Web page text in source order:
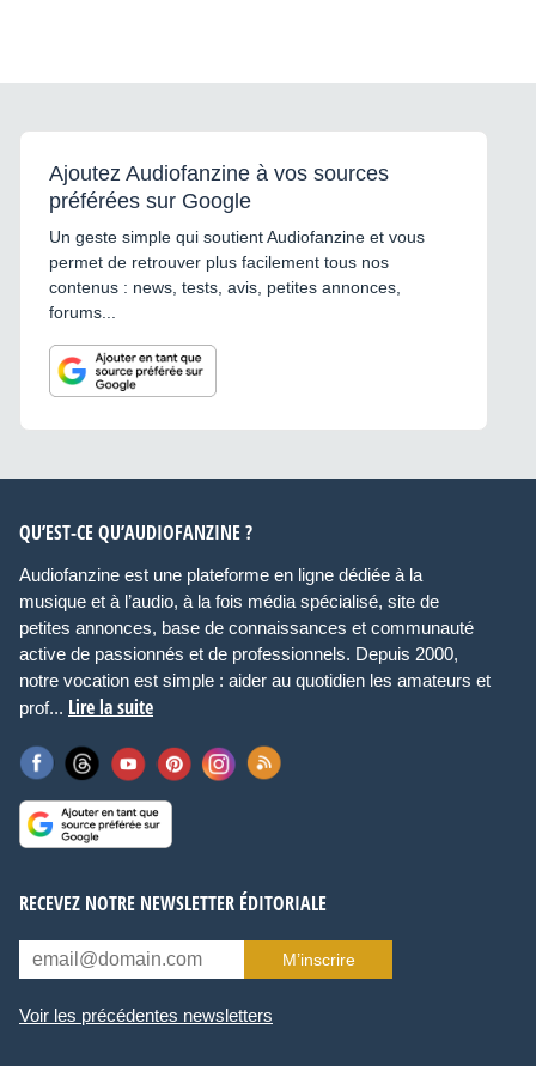
Ajoutez Audiofanzine à vos sources
préférées sur Google
Un geste simple qui soutient Audiofanzine et vous
permet de retrouver plus facilement tous nos
contenus : news, tests, avis, petites annonces,
forums...
QU’EST-CE QU’AUDIOFANZINE ?
Audiofanzine est une plateforme en ligne dédiée à la
musique et à l’audio, à la fois média spécialisé, site de
petites annonces, base de connaissances et communauté
active de passionnés et de professionnels. Depuis 2000,
notre vocation est simple : aider au quotidien les amateurs et
prof... Lire la suite
RECEVEZ NOTRE NEWSLETTER ÉDITORIALE
M’inscrire
Voir les précédentes newsletters